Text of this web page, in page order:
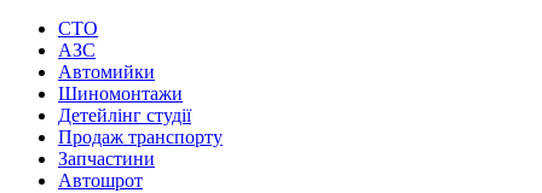
СТО
АЗС
Автомийки
Шиномонтажи
Детейлінг студії
Продаж транспорту
Запчастини
Автошрот